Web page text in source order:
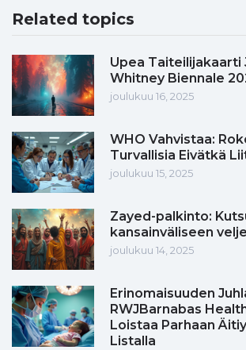
Related topics
Upea Taiteilijakaarti
Whitney Biennale
joulukuu 16, 2025
WHO Vahvistaa:
Turvallisia Eivätkä
joulukuu 15, 2025
Zayed-palkinto:
kansainväliseen
joulukuu 14, 2025
Erinomaisuuden
RWJBarnabas
Loistaa Parhaan
Listalla